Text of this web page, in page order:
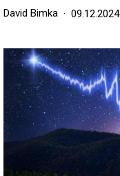
David Bimka 09.12.2024
Image